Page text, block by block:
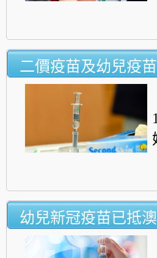
二價疫苗及幼兒疫
幼兒新冠疫苗已抵澳